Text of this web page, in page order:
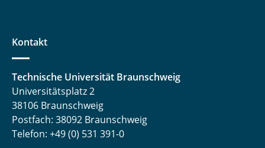
Kontakt
Technische Universität Braunschweig
Universitätsplatz 2
38106 Braunschweig
Postfach: 38092 Braunschweig
Telefon: +49 (0) 531 391-0